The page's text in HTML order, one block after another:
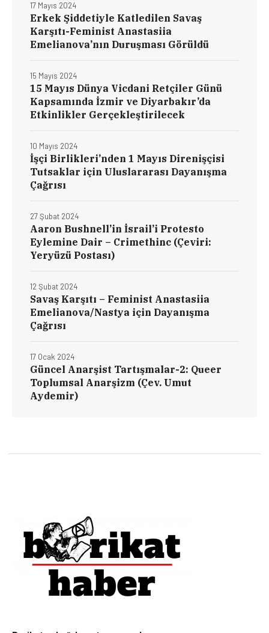
Erkek Şiddetiyle Katledilen Savaş
Karşıtı-Feminist Anastasiia
Emelianova’nın Duruşması Görüldü
17 Mayıs 2024
15 Mayıs Dünya Vicdani Retçiler Günü
Kapsamında İzmir ve Diyarbakır’da
Etkinlikler Gerçekleştirilecek
15 Mayıs 2024
İşçi Birlikleri’nden 1 Mayıs Direnişçisi
Tutsaklar için Uluslararası Dayanışma
Çağrısı
10 Mayıs 2024
Aaron Bushnell’in İsrail’i Protesto
Eylemine Dair – Crimethinc (Çeviri:
Yeryüzü Postası)
27 Şubat 2024
Savaş Karşıtı – Feminist Anastasiia
Emelianova/Nastya için Dayanışma
Çağrısı
12 Şubat 2024
Güncel Anarşist Tartışmalar-2: Queer
Toplumsal Anarşizm (Çev. Umut
Aydemir)
17 Ocak 2024